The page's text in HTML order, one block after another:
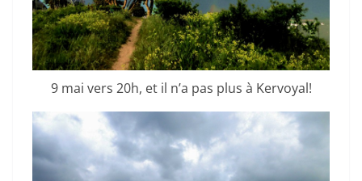
9 mai vers 20h, et il n’a pas plus à Kervoyal!